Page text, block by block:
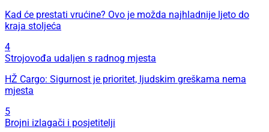
Kad će prestati vrućine? Ovo je možda najhladnije ljeto do
kraja stoljeća
4
Strojovođa udaljen s radnog mjesta
HŽ Cargo: Sigurnost je prioritet, ljudskim greškama nema
mjesta
5
Brojni izlagači i posjetitelji